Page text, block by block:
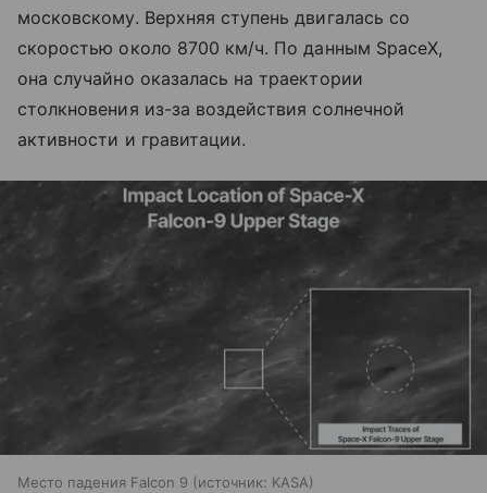
московскому. Верхняя ступень двигалась со
скоростью около 8700 км/ч. По данным SpaceX,
она случайно оказалась на траектории
столкновения из-за воздействия солнечной
активности и гравитации.
Место падения Falcon 9 источник: KASA